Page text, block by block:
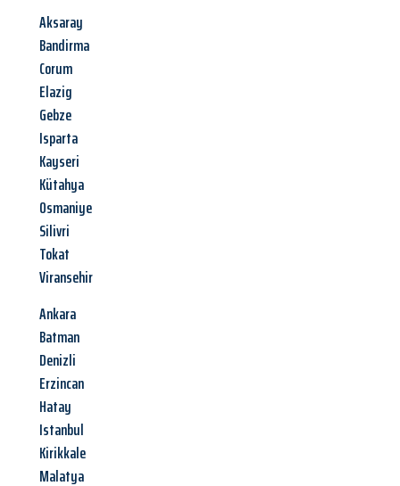
Aksaray
Bandirma
Corum
Elazig
Gebze
Isparta
Kayseri
Kütahya
Osmaniye
Silivri
Tokat
Viransehir
Ankara
Batman
Denizli
Erzincan
Hatay
Istanbul
Kirikkale
Malatya